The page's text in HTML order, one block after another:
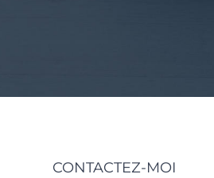
CONTACTEZ-MOI